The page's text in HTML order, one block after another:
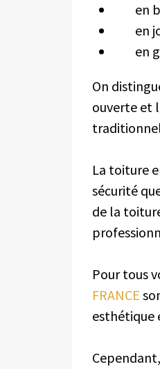
en
en
en
On
ouverte et
La toiture
sécurité
de la
Pour tous
FRANCE
esthétique